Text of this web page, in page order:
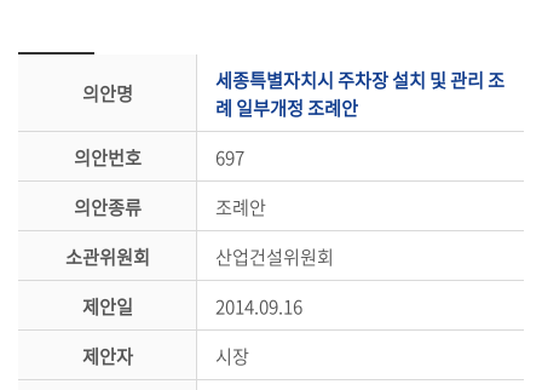
장
정
민
여
의안명
세종특별자치시 주차장 설치 및 관리 조
례 일부개정 조례안
의안번호
697
의안종류
조례안
소관위원회
산업건설위원회
제안일
2014.09.16
제안자
시장